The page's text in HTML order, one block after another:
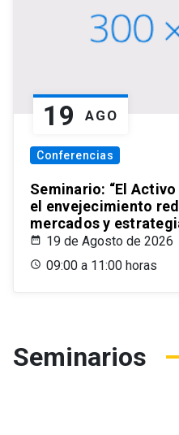
19 AGO
Conferencias
Seminario: “El
el envejecimiento
mercados y
19 de Agosto de 2026
09:00 a 11:00 horas
Seminarios